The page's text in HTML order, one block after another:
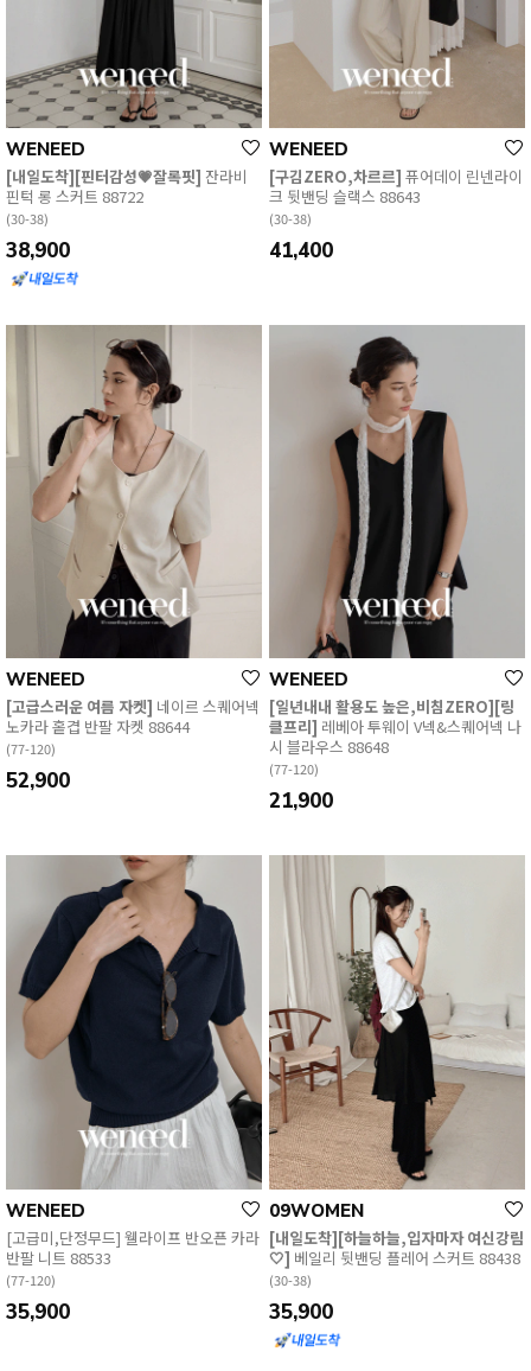
WENEED
[내일도착][핀터감성💗잘록핏] 잔라비
핀턱 롱 스커트 88722
(30-38)
38,900
WENEED
[구김ZERO,차르르] 퓨어데이 린넨라이
크 뒷밴딩 슬랙스 88643
(30-38)
41,400
WENEED
[고급스러운 여름 자켓] 네이르 스퀘어넥
노카라 홑겹 반팔 자켓 88644
(77-120)
52,900
WENEED
[일년내내 활용도 높은,비침ZERO][링
클프리] 레베아 투웨이 V넥&스퀘어넥 나
시 블라우스 88648
(77-120)
21,900
WENEED
[고급미,단정무드] 웰라이프 반오픈 카라
반팔 니트 88533
(77-120)
35,900
09WOMEN
[내일도착][하늘하늘,입자마자 여신강림
🤍] 베일리 뒷밴딩 플레어 스커트 88438
(30-38)
35,900